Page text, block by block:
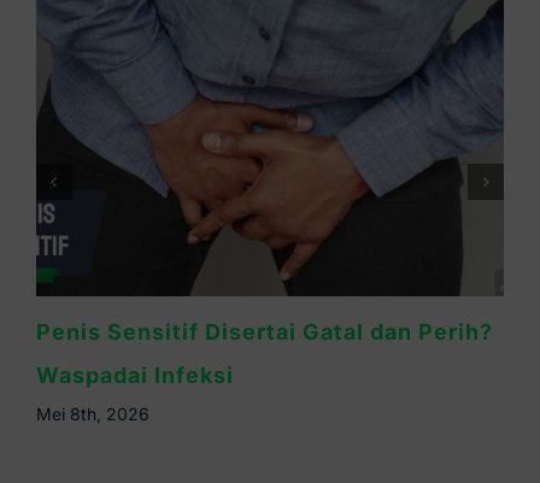
Cara Mengatasi Kelamin Pria Gatal:
Kenali Penyebab & Solusinya
Mei 6th, 2026